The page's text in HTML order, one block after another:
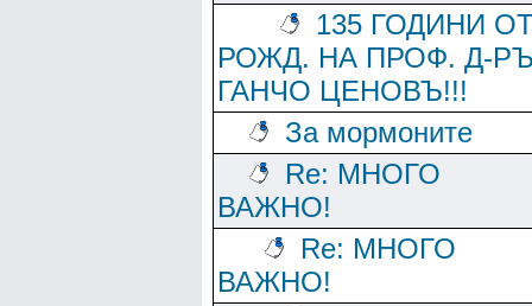
135 ГОДИНИ
РОЖД. НА ПРОФ. Д-
ГАНЧО ЦЕНОВЪ!!!
За мормоните
Re: МНОГО
ВАЖНО!
Re: МНОГО
ВАЖНО!